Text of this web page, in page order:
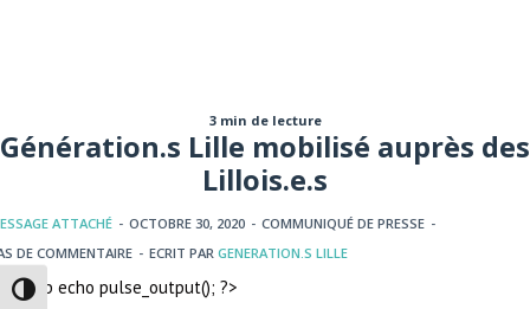
Passer en contraste élevé
3 min de lecture
Génération.s Lille mobilisé auprès des
Lillois.e.s
ATTACHÉ - OCTOBRE 30, 2020 - COMMUNIQUÉ DE PRESSE -
DE COMMENTAIRE - ECRIT PAR GENERATION.S LILLE